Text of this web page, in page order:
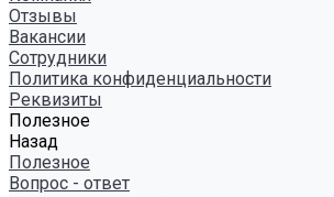
Отзывы
Вакансии
Сотрудники
Политика конфиденциальности
Реквизиты
Полезное
Назад
Полезное
Вопрос - ответ